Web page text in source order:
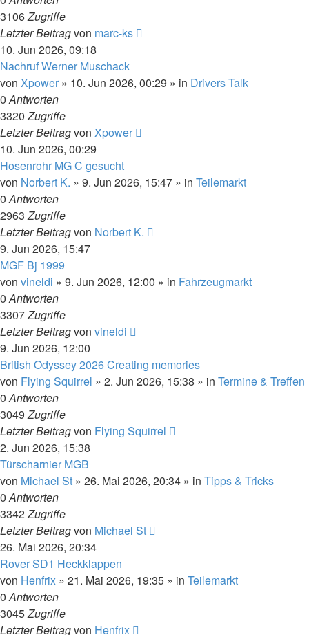
3106Zugriffe
Letzter Beitragvon marc-ks
10. Jun 2026, 09:18
Nachruf Werner Muschack
von Xpower » 10. Jun 2026, 00:29 » in Drivers Talk
0Antworten
3320Zugriffe
Letzter Beitragvon Xpower
10. Jun 2026, 00:29
Hosenrohr MG C gesucht
von Norbert K. » 9. Jun 2026, 15:47 » in Teilemarkt
0Antworten
2963Zugriffe
Letzter Beitragvon Norbert K.
9. Jun 2026, 15:47
MGF Bj 1999
von vineldi » 9. Jun 2026, 12:00 » in Fahrzeugmarkt
0Antworten
3307Zugriffe
Letzter Beitragvon vineldi
9. Jun 2026, 12:00
British Odyssey 2026 Creating memories
von Flying Squirrel » 2. Jun 2026, 15:38 » in Termine & Treffen
0Antworten
3049Zugriffe
Letzter Beitragvon Flying Squirrel
2. Jun 2026, 15:38
Türscharnier MGB
von Michael St » 26. Mai 2026, 20:34 » in Tipps & Tricks
0Antworten
3342Zugriffe
Letzter Beitragvon Michael St
26. Mai 2026, 20:34
Rover SD1 Heckklappen
von Henfrix » 21. Mai 2026, 19:35 » in Teilemarkt
0Antworten
3045Zugriffe
Letzter Beitragvon Henfrix